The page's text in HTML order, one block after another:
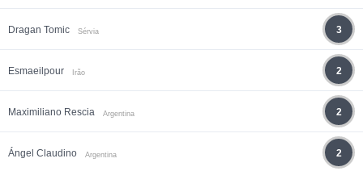
Dragan Tomic Sérvia 3
Esmaeilpour Irão 2
Maximiliano Rescia Argentina 2
Ángel Claudino Argentina 2